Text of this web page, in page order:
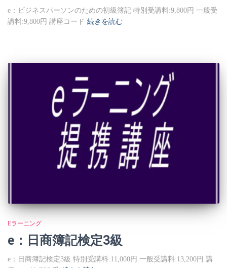
e：ビジネスパーソンのための初級簿記 特別受講料:9,800円 一般受
講料:9,800円 講座コード 続きを読む
Eラーニング
e：日商簿記検定3級
e：日商簿記検定3級 特別受講料:11,000円 一般受講料:13,200円 講